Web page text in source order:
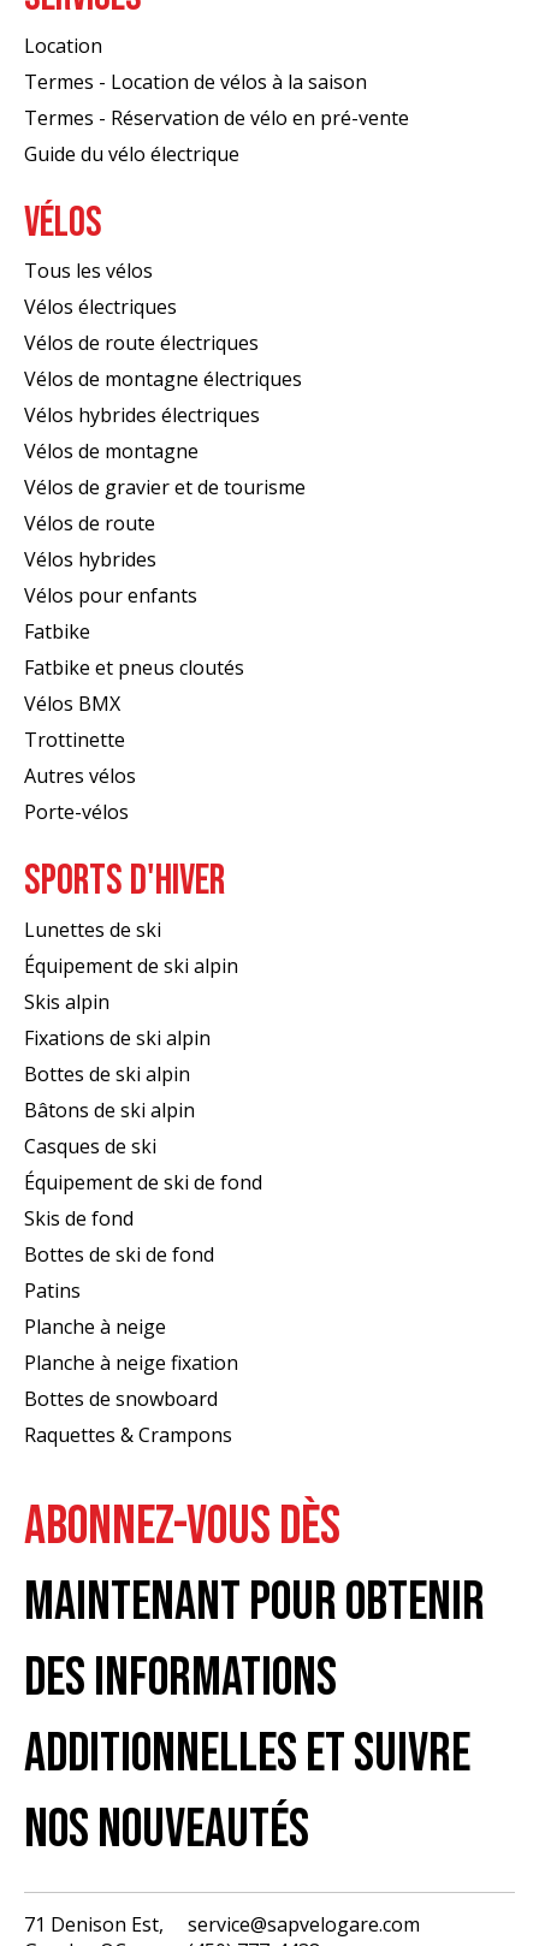
Location
Termes - Location de vélos à la saison
Termes - Réservation de vélo en pré-vente
Guide du vélo électrique
VÉLOS
Tous les vélos
Vélos électriques
Vélos de route électriques
Vélos de montagne électriques
Vélos hybrides électriques
Vélos de montagne
Vélos de gravier et de tourisme
Vélos de route
Vélos hybrides
Vélos pour enfants
Fatbike
Fatbike et pneus cloutés
Vélos BMX
Trottinette
Autres vélos
Porte-vélos
SPORTS D'HIVER
Lunettes de ski
Équipement de ski alpin
Skis alpin
Fixations de ski alpin
Bottes de ski alpin
Bâtons de ski alpin
Casques de ski
Équipement de ski de fond
Skis de fond
Bottes de ski de fond
Patins
Planche à neige
Planche à neige fixation
Bottes de snowboard
Raquettes & Crampons
ABONNEZ-VOUS DÈS
MAINTENANT POUR OBTENIR
DES INFORMATIONS
ADDITIONNELLES ET SUIVRE
NOS NOUVEAUTÉS
71 Denison Est,
service@sapvelogare.com